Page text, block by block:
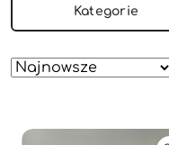
Kategorie
Zastosowano
Sortuj